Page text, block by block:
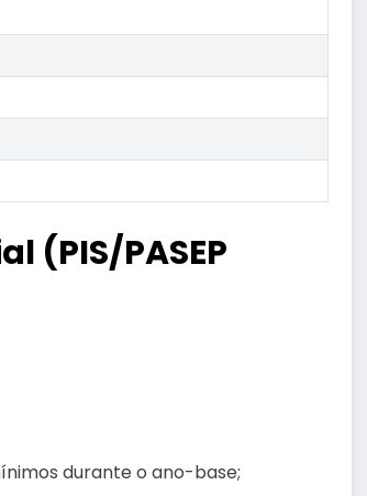
(PIS/PASEP
durante o ano-base;